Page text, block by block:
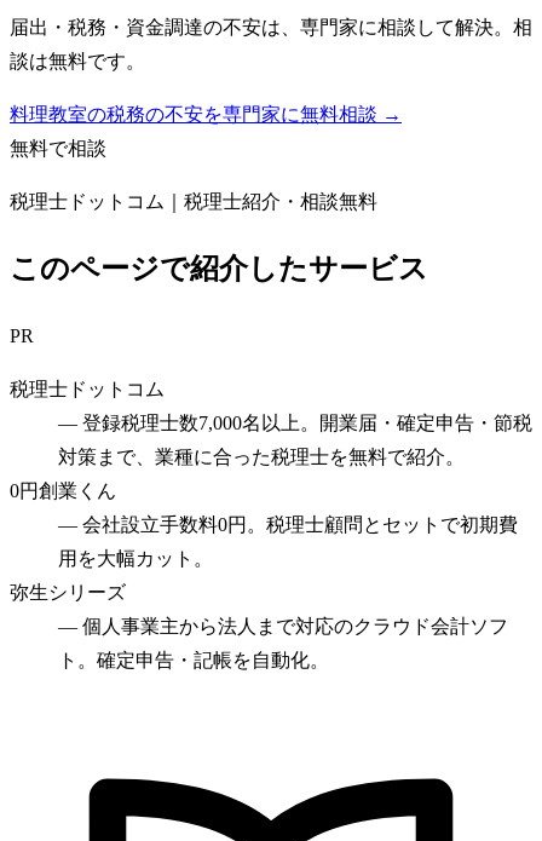
届出・税務・資金調達の不安は、専門家に相談して解決。相
談は無料です。
料理教室の税務の不安を専門家に無料相談 →
無料で相談
税理士ドットコム｜税理士紹介・相談無料
このページで紹介したサービス
PR
税理士ドットコム
— 登録税理士数7,000名以上。開業届・確定申告・節税
対策まで、業種に合った税理士を無料で紹介。
0円創業くん
— 会社設立手数料0円。税理士顧問とセットで初期費
用を大幅カット。
弥生シリーズ
— 個人事業主から法人まで対応のクラウド会計ソフ
ト。確定申告・記帳を自動化。